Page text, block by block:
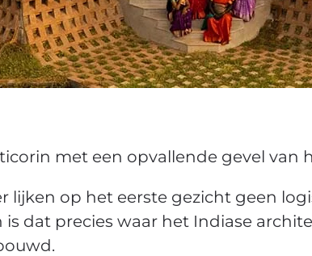
met een opvallende gevel van
lijken op het eerste gezicht geen
is dat precies waar het Indiase